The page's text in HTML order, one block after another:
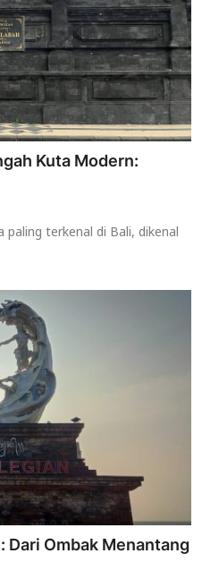
Kuta Modern:
terkenal di Bali, dikenal
Dari Ombak Menantang